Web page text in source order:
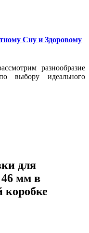
Сну и Здоровому
разнообразие
выбору идеального
для
мм в
коробке